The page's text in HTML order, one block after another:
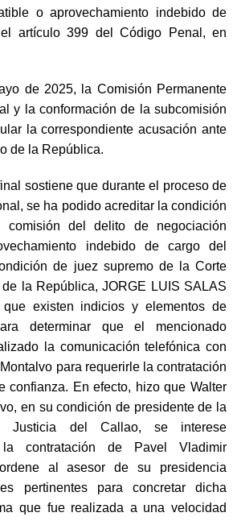
o aprovechamiento indebido de
artículo 399 del Código Penal, en
de 2025, la Comisión Permanente
y la conformación de la subcomisión
la correspondiente acusación ante
de la República.
sostiene que durante el proceso de
se ha podido acreditar la condición
del delito de negociación
indebido de cargo del
de juez supremo de la Corte
la República, JORGE LUIS SALAS
existen indicios y elementos de
determinar que el mencionado
la comunicación telefónica con
para requerirle la contratación
confianza. En efecto, hizo que Walter
en su condición de presidente de la
Justicia del Callao, se interese
la contratación de Pavel Vladimir
al asesor de su presidencia
pertinentes para concretar dicha
que fue realizada a una velocidad